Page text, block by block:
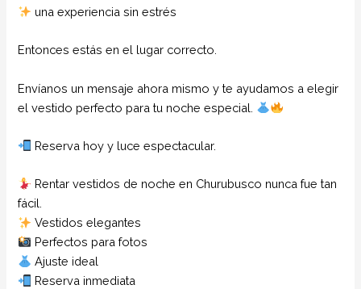
una experiencia sin estrés
Entonces estás en el lugar correcto.
Envíanos un mensaje ahora mismo y te ayudamos a elegir
el vestido perfecto para tu noche especial.
Reserva hoy y luce espectacular.
Rentar vestidos de noche en Churubusco nunca fue tan
fácil.
Vestidos elegantes
Perfectos para fotos
Ajuste ideal
Reserva inmediata